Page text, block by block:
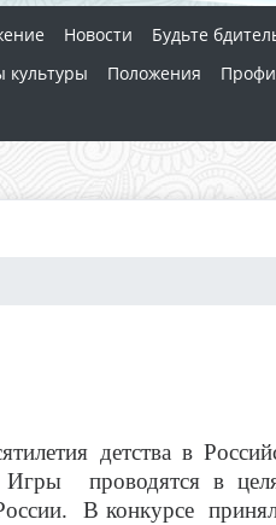
Новости
Будьте
культуры Положения
детства в
проводятся в
В конкурсе